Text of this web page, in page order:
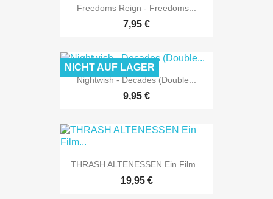
Freedoms Reign - Freedoms...
7,95 €
Nightwish - Decades (Double...
9,95 €
NICHT AUF LAGER
THRASH ALTENESSEN Ein Film...
19,95 €